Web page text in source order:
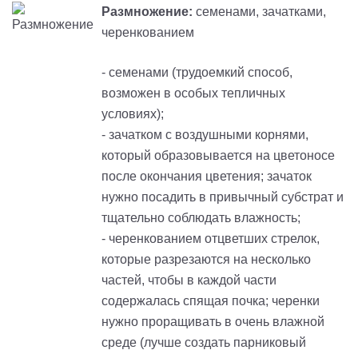
Размножение: семенами, зачатками,
черенкованием
- семенами (трудоемкий способ,
возможен в особых тепличных
условиях);
- зачатком с воздушными корнями,
который образовывается на цветоносе
после окончания цветения; зачаток
нужно посадить в привычный субстрат и
тщательно соблюдать влажность;
- черенкованием отцветших стрелок,
которые разрезаются на несколько
частей, чтобы в каждой части
содержалась спящая почка; черенки
нужно проращивать в очень влажной
среде (лучше создать парниковый